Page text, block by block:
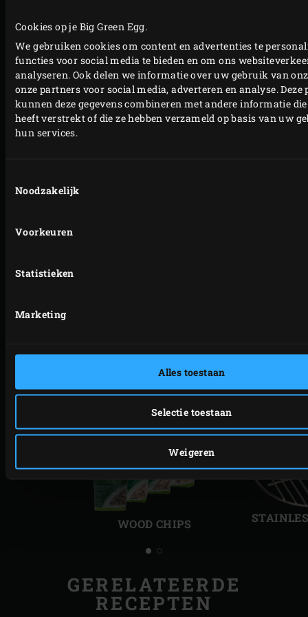
Cookies op je Big Green Egg.
We gebruiken cookies om content en advertenties te
functies voor social media te bieden en om ons
analyseren. Ook delen we informatie over uw gebruik van
onze partners voor social media, adverteren en analyse. Deze
kunnen deze gegevens combineren met andere informatie
heeft verstrekt of die ze hebben verzameld op basis van uw
hun services.
Noodzakelijk
Voorkeuren
Statistieken
Marketing
Alles toestaan
Selectie toestaan
Weigeren
met een garde glad en luchtig tot het de gewenste
dikte heeft. Klop beetje bij beetje het gerookte vocht
erdoor. Knijp de gelatine uit en roer door de massa.
Zet de kom in een bak koud water en laat al roerend
afkoelen. Draai de advocaat in een blender glad,
klop de slagroom lobbig en spatel samen met het
citroensap door de advocaat. Bewaar tot gebruik in
Schep hierop een klein bolletje bloedsinaasappelijs
ACCESSOIRES
WOOD CHIPS
slide
GERELATEERDE
RECEPTEN